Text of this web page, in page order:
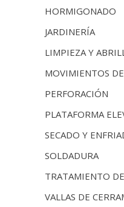
HORMIGONADO
JARDINERÍA
LIMPIEZA Y
MOVIMIENTOS
PERFORACIÓN
PLATAFORMA
SECADO Y
SOLDADURA
TRATAMIENTO
VALLAS DE